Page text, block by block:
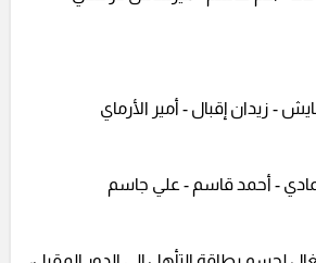
- زيدان إقبال - أمير الأرماي
- أحمد قاسم - علي جاسم